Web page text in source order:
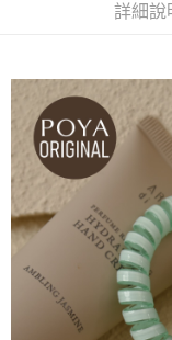
※ 交易是否成功請以「
【注意事項】
１．透過由恩沛科技股
易，需依本服務之必要
權轉讓予恩沛科技股份
２．關於個人資料處理
https://aftee.tw/terms/
３．未成年的使用者請
「AFTEE先享後付」，
４．使用「AFTEE先享
時審查核予不同之上限
請求用戶進行身份認證。
５．嚴禁一人註冊多個
付款後萊爾富取貨
7-11取貨付款
每筆NT$65，滿
付款後7-11取貨
每筆NT$65，滿
宅配(本島)
每筆NT$100，滿
付款後寶雅門市自取(
每筆NT$80，滿
詳細說